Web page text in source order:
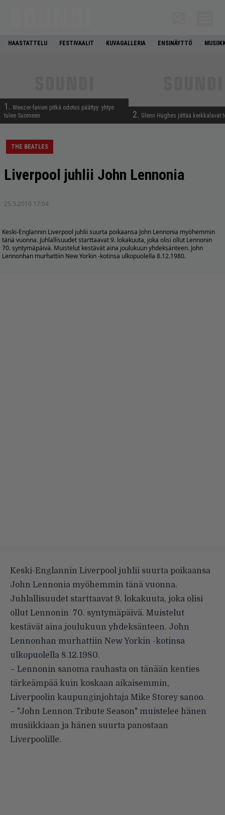
HAASTATTELU FESTIVAALIT KUVAGALLERIA ENSINÄYTTÖ
1. Weezer-fanien pitkä odotus päättyy: yhtye
tulee Suomeen
2. Glenn Hughes jättää keikkalavat
THE BEATLES
Liverpool juhlii John Lennonia
25.3.2010 17:04
Keski-Englannin Liverpool juhlii suurta poikaansa John Lennonia myöhemmin
tänä vuonna. Juhlallisuudet starttaavat 9. lokakuuta, joka olisi ollut Lennonin
70. syntymäpäivä. Muistelut kestävät aina joulukuun yhdeksänteen. John
Lennonhan murhattiin New Yorkin -kotinsa ulkopuolella 8.12.1980.
Keski-Englannin Liverpool juhlii suurta poikaansa
John Lennonia myöhemmin tänä vuonna.
Juhlallisuudet starttaavat 9. lokakuuta, joka olisi
ollut Lennonin 70. syntymäpäivä. Muistelut
kestävät aina joulukuun yhdeksänteen. John
Lennonhan murhattiin New Yorkin -kotinsa
ulkopuolella 8.12.1980.
– Lennonin sanoma rauhasta on tänään kenties
tärkeämpää kuin koskaan aikaisemmin,
Liverpoolin kaupunginjohtaja Mike Storey sanoo.
– "John Lennon Tribute Season" muistelee hänen
musiikkiaan ja hänen suurta panostaan
Liverpoolille.